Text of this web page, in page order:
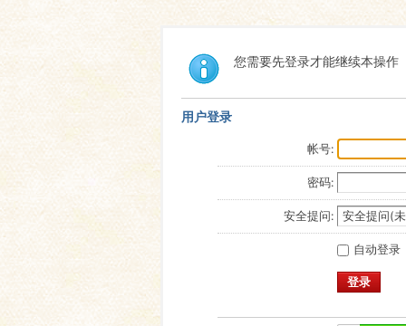
您需要先登录才能继续本操作
用户登录
帐号:
密码:
安全提问:
自动登录
登录